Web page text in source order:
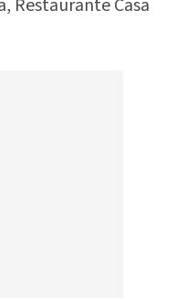
Restaurante Casa